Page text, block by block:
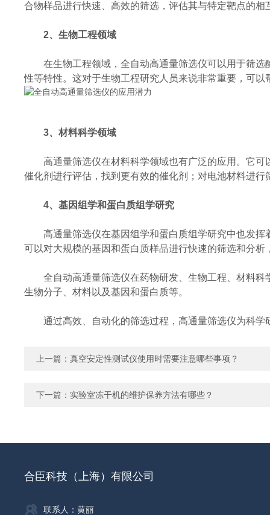
合物样品进行快速、高效的筛选，评估其与特定靶点的
2、生物工程领域
在生物工程领域，全自动高通量筛选仪可以用于筛选
性等特性。这对于生物工程研究人员来说非常重要，可
3、材料科学领域
高通量筛选仪在材料科学领域也有广泛的应用。它可
催化剂进行评估，找到更有效的催化剂；对电池材料进
4、基因组学和蛋白质组学研究
高通量筛选仪在基因组学和蛋白质组学研究中也发挥
可以对大规模的基因和蛋白质样品进行快速的筛选和分
全自动高通量筛选仪在药物研发、生物工程、材料科
生物分子、材料以及基因和蛋白质等。
通过高效、自动化的筛选过程，高通量筛选仪为科学
上一篇： 真空安定性测试仪使用时需要注意哪些事项？
下一篇： 实验室冻干机的维护保养方法有哪些？
合臣科技（上海）有限公司
联系人：黄丽